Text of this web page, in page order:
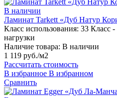
В наличии
Ламинат Tarkett «Дуб Натур
Класс использования: 33 Класс
нагрузки
Наличие товара: В наличии
1 119 руб./м2
Рассчитать стоимость
В избранное В избранном
Сравнить